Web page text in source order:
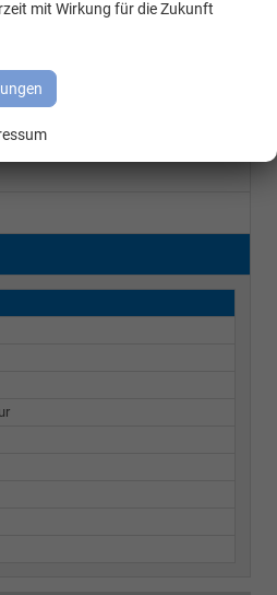
mit Wirkung für die Zukunft